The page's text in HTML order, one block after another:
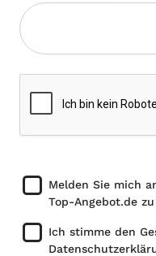
Melden Sie mich
Top-Angebot.de
Ich stimme den